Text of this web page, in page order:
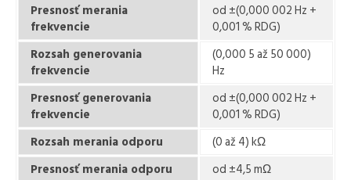
Presnosť merania
frekvencie
od ±(0,000 002 Hz +
0,001 % RDG)
Rozsah generovania
frekvencie
(0,000 5 až 50 000)
Hz
Presnosť generovania
frekvencie
od ±(0,000 002 Hz +
0,001 % RDG)
Rozsah merania odporu
(0 až 4) kΩ
Presnosť merania odporu
od ±4,5 mΩ